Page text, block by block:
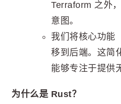
Terraform 之外
意图。
我们将核心功能
移到后端。这简
能够专注于提供
为什么是 Rust？